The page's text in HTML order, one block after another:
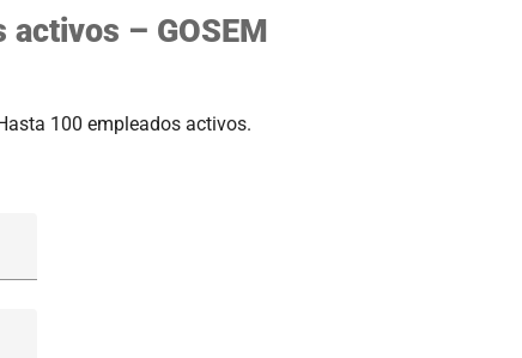
– GOSEM
100 empleados activos.